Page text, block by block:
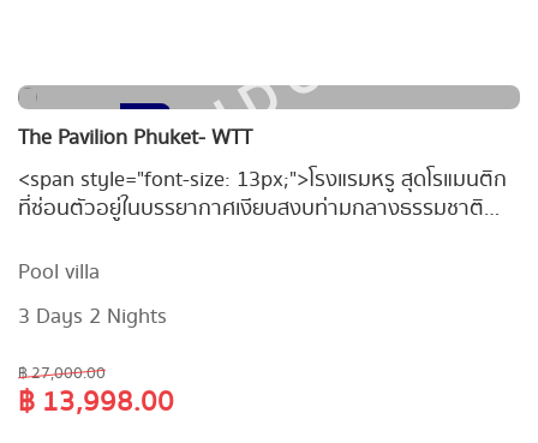
14
Vouchers
Days
SOLD OUT
The Pavilion Phuket- WTT
<span style="font-size: 13px;">โรงแรมหรู สุดโรแมนติก
ที่ซ่อนตัวอยู่ในบรรยากาศเงียบสงบท่ามกลางธรรมชาติ
เริ่มเพียง 13,998&nbsp; บาท&nbsp;</span>
Pool villa
3 Days 2 Nights
฿ 27,000.00
฿ 13,998.00